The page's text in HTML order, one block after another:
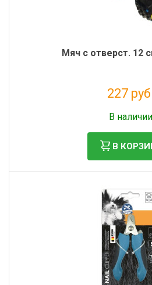
Мяч с отверст. 12
227
В наличии
В